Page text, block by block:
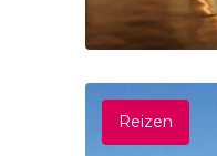
Reizen